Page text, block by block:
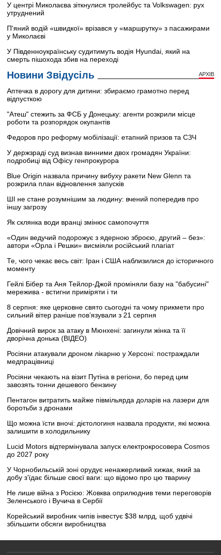
У центрі Миколаєва зіткнулися тролейбус та Volkswagen: рух
утруднений
П'яний водій «швидкої» врізався у «маршрутку» з пасажирами
у Миколаєві
У Південноукраїнську судитимуть водія Hyundai, який на
смерть пішохода збив на переході
Новини Звідусіль АРХІВ
Аптечка в дорогу для дитини: збираємо грамотно перед
відпусткою
"Атеш" стежить за ФСБ у Донецьку: агенти розкрили місце
роботи та розпорядок окупантів
Федоров про реформу мобілізації: етапний призов та СЗЧ
У держзраді суд визнав винними двох громадян України:
подробиці від Офісу генпрокурора
Blue Origin назвала причину вибуху ракети New Glenn та
розкрила план відновлення запусків
ШІ не стане розумнішим за людину: вчений попередив про
іншу загрозу
Як склянка води вранці змінює самопочуття
«Один ведучий подорожує з ядерною зброєю, другий – без»:
автори «Орла і Решки» висміяли російський плагіат
Те, чого чекає весь світ: Іран і США наблизилися до історичного
моменту
Гейлі Бібер та Аня Тейлор-Джой проміняли базу на "бабусині"
мережива - встигни приміряти і ти
8 серпня: яке церковне свято сьогодні та чому прикмети про
сильний вітер раніше пов’язували з 21 серпня
Довічний вирок за атаку в Мюнхені: загинули жінка та її
дворічна донька (ВІДЕО)
Росіяни атакували дроном лікарню у Херсоні: постраждали
медпрацівниці
Росіяни чекають на візит Путіна в регіони, бо перед цим
завозять тонни дешевого бензину
Пентагон витратить майже півмільярда доларів на лазери для
боротьби з дронами
Що можна їсти вночі: дієтологиня назвала продукти, які можна
залишити в холодильнику
Lucid Motors відтермінувала запуск електрокросовера Cosmos
до 2027 року
У Чорнобильській зоні орудує ненажерливий хижак, який за
добу з’їдає більше своєї ваги: що відомо про цю тварину
Не лише війна з Росією: Жовква оприлюднив теми переговорів
Зеленського і Вучича в Сербії
Корейський виробник чипів інвестує $38 млрд, щоб удвічі
збільшити обсяги виробництва